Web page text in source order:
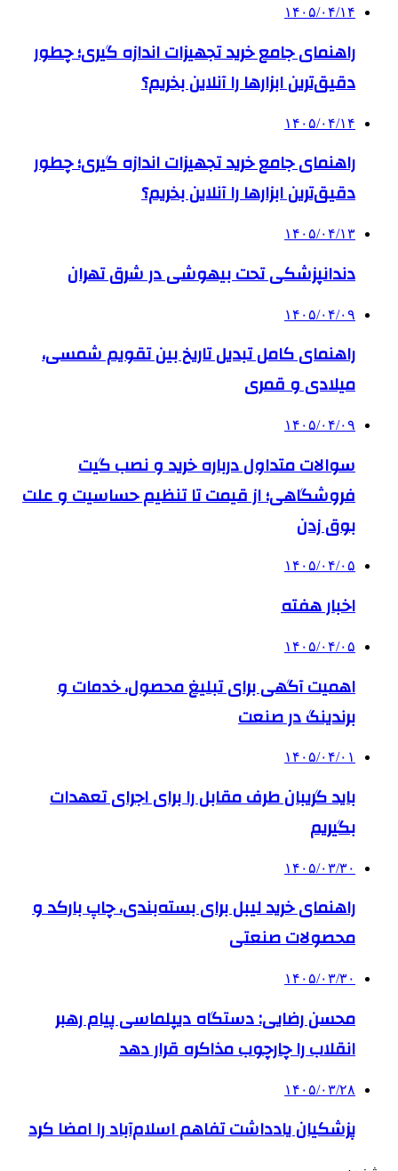
۱۴۰۵/۰۴/۱۴
راهنمای جامع خرید تجهیزات اندازه گیری؛ چطور
دقیق‌ترین ابزارها را آنلاین بخریم؟
۱۴۰۵/۰۴/۱۴
راهنمای جامع خرید تجهیزات اندازه گیری؛ چطور
دقیق‌ترین ابزارها را آنلاین بخریم؟
۱۴۰۵/۰۴/۱۳
دندانپزشکی تحت بیهوشی در شرق تهران
۱۴۰۵/۰۴/۰۹
راهنمای کامل تبدیل تاریخ بین تقویم شمسی،
میلادی و قمری
۱۴۰۵/۰۴/۰۹
سوالات متداول درباره خرید و نصب گیت
فروشگاهی؛ از قیمت تا تنظیم حساسیت و علت
بوق زدن
۱۴۰۵/۰۴/۰۵
اخبار هفته
۱۴۰۵/۰۴/۰۵
اهمیت آگهی برای تبلیغ محصول، خدمات و
برندینگ در صنعت
۱۴۰۵/۰۴/۰۱
باید گریبان طرف مقابل را برای اجرای تعهدات
بگیریم
۱۴۰۵/۰۳/۳۰
راهنمای خرید لیبل برای بسته‌بندی، چاپ بارکد و
محصولات صنعتی
۱۴۰۵/۰۳/۳۰
محسن رضایی: دستگاه دیپلماسی پیام رهبر
انقلاب را چارچوب مذاکره قرار دهد
۱۴۰۵/۰۳/۲۸
پزشکیان یادداشت تفاهم اسلام‌آباد را امضا کرد